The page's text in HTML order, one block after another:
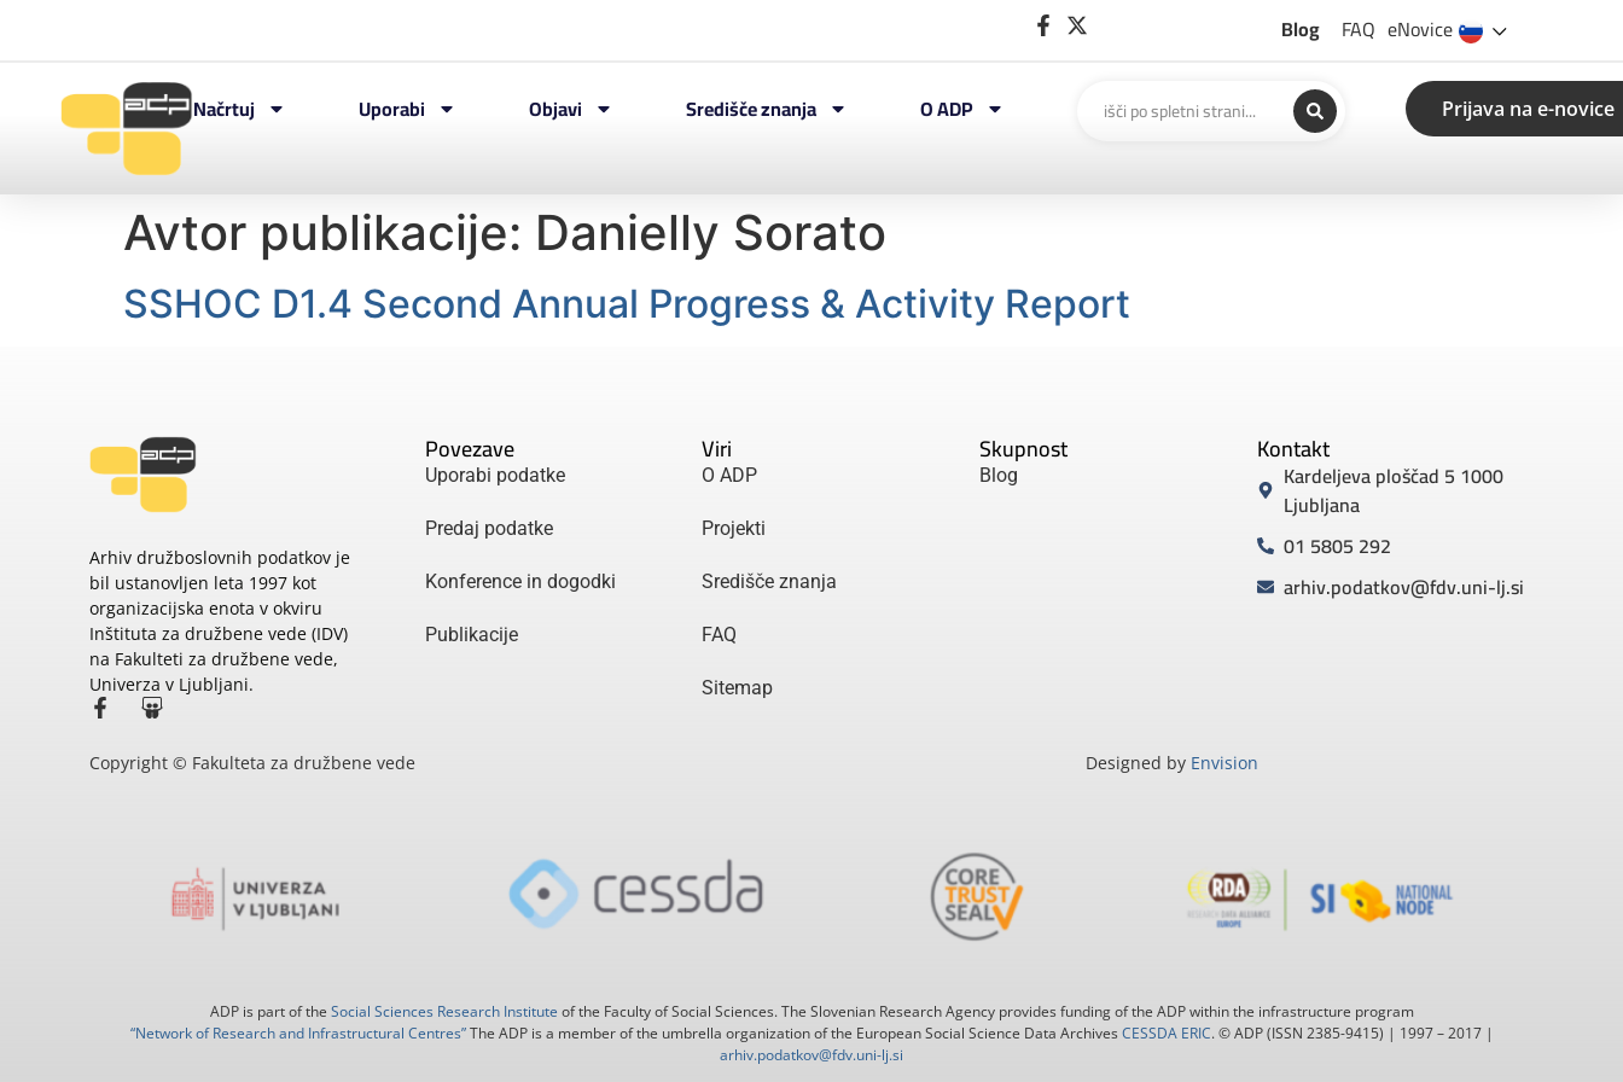
Blog FAQ eNovice
Načrtuj Uporabi Objavi Središče znanja O ADP Prijava na e-novice
Avtor publikacije: Danielly Sorato
SSHOC D1.4 Second Annual Progress & Activity Report
Arhiv družboslovnih podatkov je
bil ustanovljen leta 1997 kot
organizacijska enota v okviru
Inštituta za družbene vede (IDV)
na Fakulteti za družbene vede,
Univerza v Ljubljani.
Povezave
Uporabi podatke
Predaj podatke
Konference in dogodki
Publikacije
Viri
O ADP
Projekti
Središče znanja
FAQ
Sitemap
Skupnost
Blog
Kontakt
Kardeljeva ploščad 5 1000
Ljubljana
01 5805 292
arhiv.podatkov@fdv.uni-lj.si
Copyright © Fakulteta za družbene vede Designed by Envision
ADP is part of the Social Sciences Research Institute of the Faculty of Social Sciences. The Slovenian Research Agency provides funding of the ADP within the infrastructure program
“Network of Research and Infrastructural Centres”The ADP is a member of the umbrella organization of the European Social Science Data Archives CESSDA ERIC. © ADP (ISSN 2385-9415) | 1997 – 2017 |
arhiv.podatkov@fdv.uni-lj.si